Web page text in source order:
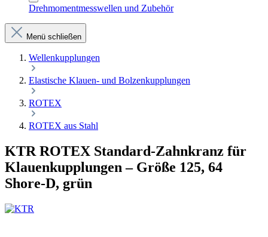
Drehmomentmesswellen und Zubehör
Menü schließen
Wellenkupplungen
Elastische Klauen- und Bolzenkupplungen
ROTEX
ROTEX aus Stahl
KTR ROTEX Standard-Zahnkranz für
Klauenkupplungen – Größe 125, 64
Shore-D, grün